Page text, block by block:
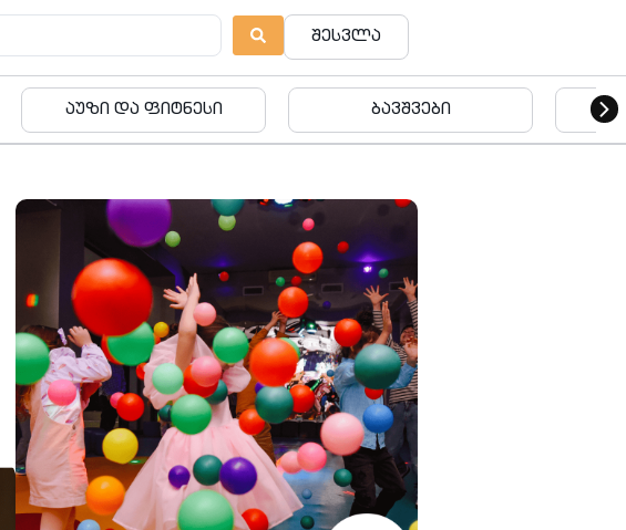
შესვლა
ბავშვები ბავშვები
შეთავაზება